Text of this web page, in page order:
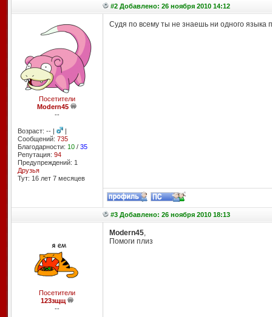
#2 Добавлено: 26 ноября 2010 14:12
Посетители
Modern45
--
Возраст: -- |
|
Сообщений: 735
Благодарности: 10/ 35
Репутация: 94
Предупреждений: 1
Друзья
Тут: 16 лет 7 месяцев
Судя по всему ты не знаешь ни одного языка
#3 Добавлено: 26 ноября 2010 18:13
Посетители
123зщщ
--
Modern45,
Помоги плиз